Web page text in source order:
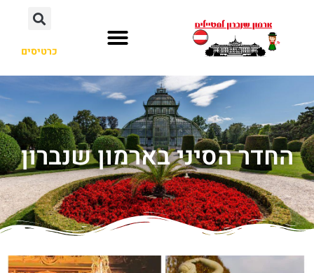
כרטיסים
החדר הסיני בארמון שנברון